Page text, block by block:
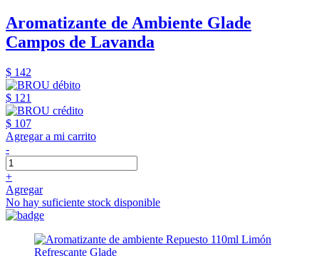
Aromatizante de Ambiente Glade
Campos de Lavanda
$ 142
$ 121
$ 107
Agregar a mi carrito
-
+
Agregar
No hay suficiente stock disponible